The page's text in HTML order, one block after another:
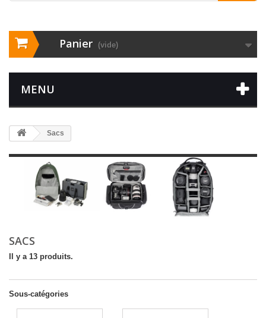
Panier (vide)
MENU
Sacs
SACS
Il y a 13 produits.
Sous-catégories